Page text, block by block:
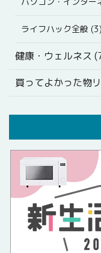
ライフハック全般 (3)
健康・ウェルネス
買ってよかった物